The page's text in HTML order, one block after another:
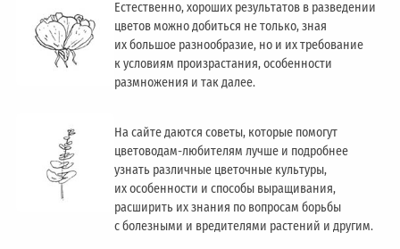
Естественно, хороших результатов в разведении
цветов можно добиться не только, зная
их большое разнообразие, но и их требование
к условиям произрастания, особенности
размножения и так далее.
На сайте даются советы, которые помогут
цветоводам-любителям лучше и подробнее
узнать различные цветочные культуры,
их особенности и способы выращивания,
расширить их знания по вопросам борьбы
с болезными и вредителями растений и другим.